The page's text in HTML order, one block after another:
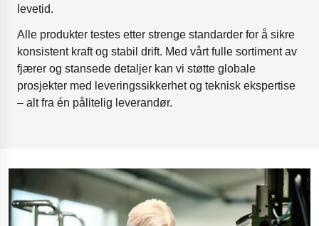
levetid.
Alle produkter testes etter strenge standarder for å sikre
konsistent kraft og stabil drift. Med vårt fulle sortiment av
fjærer og stansede detaljer kan vi støtte globale
prosjekter med leveringssikkerhet og teknisk ekspertise
– alt fra én pålitelig leverandør.